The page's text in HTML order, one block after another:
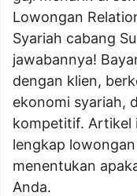
Lowongan
Syariah cabang
jawabannya!
dengan klien,
ekonomi syariah,
kompetitif. Artikel
lengkap
menentukan
Anda.